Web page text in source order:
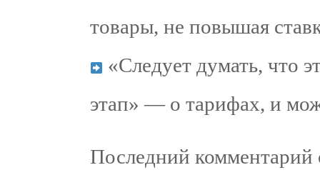
товары, не повышая
«Следует думать, что
этап» — о тарифах, и
Последний комментарий